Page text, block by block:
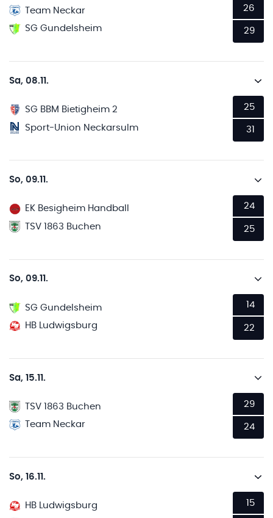
Team Neckar
SG Gundelsheim
26
29
Sa, 08.11.
SG BBM Bietigheim 2
Sport-Union Neckarsulm
25
31
So, 09.11.
EK Besigheim Handball
TSV 1863 Buchen
24
25
So, 09.11.
SG Gundelsheim
HB Ludwigsburg
14
22
Sa, 15.11.
TSV 1863 Buchen
Team Neckar
29
24
So, 16.11.
HB Ludwigsburg
15